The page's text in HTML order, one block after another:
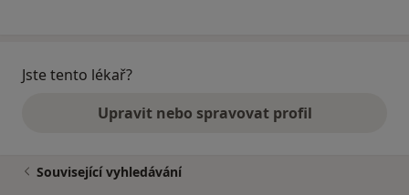
Jste tento lékař?
Upravit nebo spravovat profil
Související vyhledávání